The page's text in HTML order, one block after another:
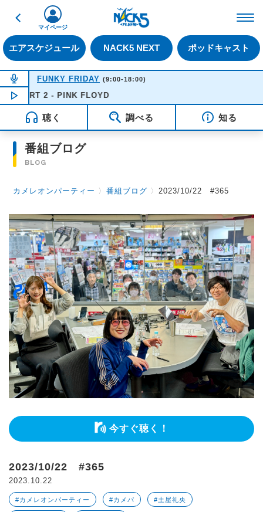
戻る
エアスケジュール NACK5 NEXT ポッドキャスト
マイページ
NOW ON AIR
FUNKY FRIDAY (9:00-18:00)
NOW PLAYING15:43
2 - PINK FLOYD
聴く 調べる 知る
番組ブログ
BLOG
カメレオンパーティー 〉番組ブログ 〉2023/10/22 #365
今すぐ聴く！
2023/10/22 #365
2023.10.22
#カメレオンパーティー #カメパ #土屋礼央